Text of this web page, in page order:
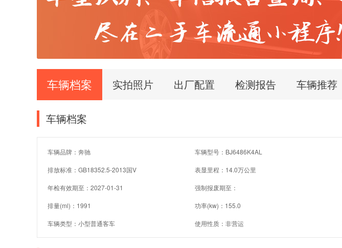
车辆档案 实拍照片 出厂配置 检测报告 车辆推荐
车辆档案
车辆品牌：奔驰 车辆型号：BJ6486K4AL
排放标准：GB18352.5-2013国V 表显里程：14.0万公里
年检有效期至：2027-01-31 强制报废期至：
排量(ml)：1991 功率(kw)：155.0
车辆类型：小型普通客车 使用性质：非营运